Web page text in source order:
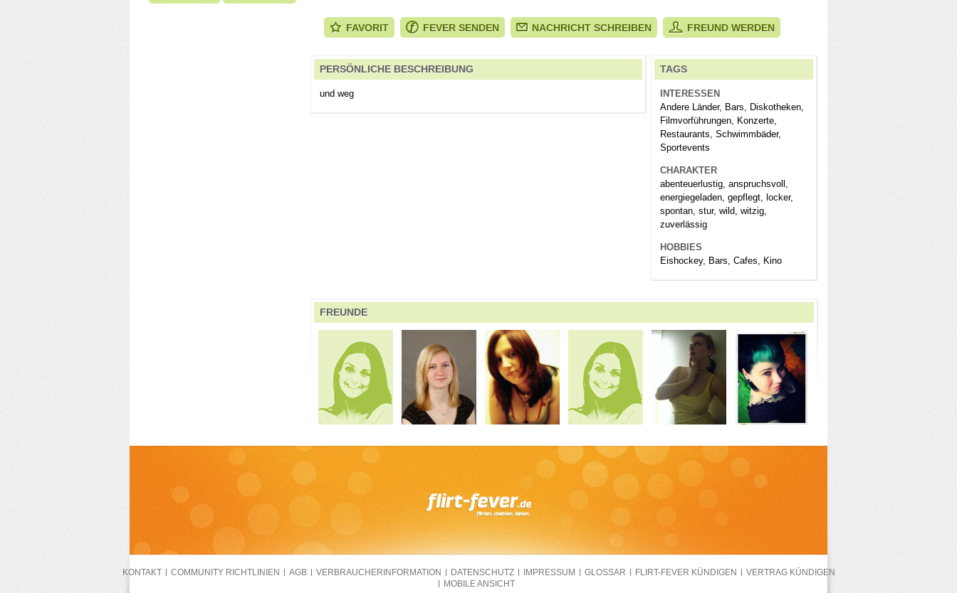
FAVORIT FEVER SENDEN NACHRICHT SCHREIBEN FREUND WERDEN
PERSÖNLICHE BESCHREIBUNG
und weg
TAGS
INTERESSEN
Andere Länder, Bars, Diskotheken,
Filmvorführungen, Konzerte,
Restaurants, Schwimmbäder,
Sportevents
CHARAKTER
abenteuerlustig, anspruchsvoll,
energiegeladen, gepflegt, locker,
spontan, stur, wild, witzig,
zuverlässig
HOBBIES
Eishockey, Bars, Cafes, Kino
FREUNDE
KONTAKT COMMUNITY RICHTLINIEN AGB VERBRAUCHERINFORMATION DATENSCHUTZ IMPRESSUM GLOSSAR FLIRT-FEVER KÜNDIGEN
VERTRAG KÜNDIGEN
MOBILE ANSICHT